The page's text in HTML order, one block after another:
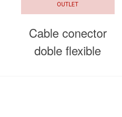
OUTLET
Cable conector
doble flexible